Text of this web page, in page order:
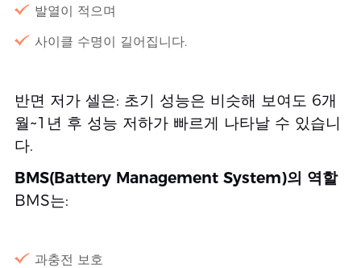
발열이 적으며
사이클 수명이 길어집니다.
반면 저가 셀은: 초기 성능은 비슷해 보여도 6개
월~1년 후 성능 저하가 빠르게 나타날 수 있습니
다.
BMS(Battery Management System)의 역할
BMS는:
과충전 보호